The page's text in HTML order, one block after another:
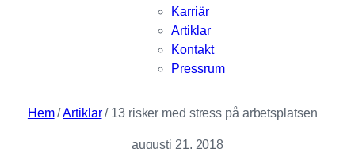
Karriär
Artiklar
Kontakt
Pressrum
Hem/Artiklar/ 13 risker med stress på arbetsplatsen
augusti 21, 2018